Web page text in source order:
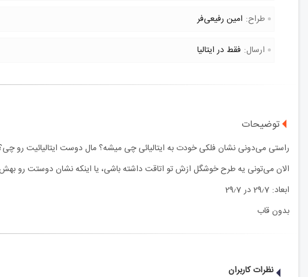
طراح: امین رفیعی‌فر
ارسال: فقط در ایتالیا
توضیحات
راستی می‌دونی نشان فلکی خودت به ایتالیائی چی میشه؟ مال دوست ایتالیائیت رو
الان می‌تونی یه طرح خوشگل ازش تو اتاقت داشته باشی، یا اینکه نشان دوستت رو
ابعاد: 29٫7 در 29٫7
بدون قاب
نظرات کاربران